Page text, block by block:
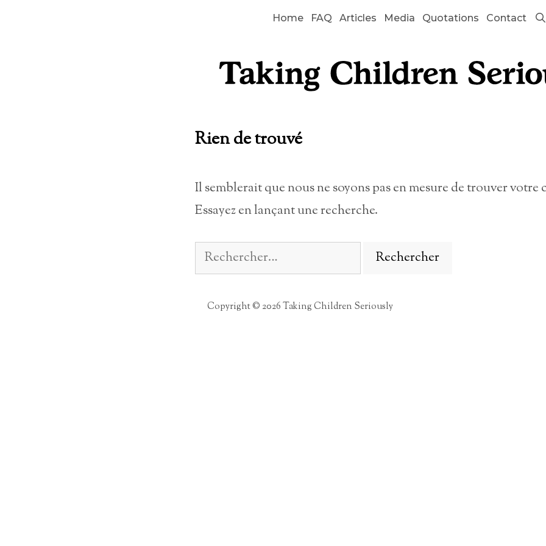
Home FAQ Articles Media Quotations Contact
Rien de trouvé
Il semblerait que nous ne soyons pas en mesure de trouver votre
Essayez en lançant une recherche.
Rechercher :
Copyright © 2026 Taking Children Seriously